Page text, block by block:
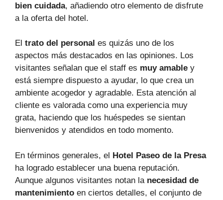
bien cuidada, añadiendo otro elemento de disfrute
a la oferta del hotel.
El trato del personal es quizás uno de los
aspectos más destacados en las opiniones. Los
visitantes señalan que el staff es muy amable y
está siempre dispuesto a ayudar, lo que crea un
ambiente acogedor y agradable. Esta atención al
cliente es valorada como una experiencia muy
grata, haciendo que los huéspedes se sientan
bienvenidos y atendidos en todo momento.
En términos generales, el Hotel Paseo de la Presa
ha logrado establecer una buena reputación.
Aunque algunos visitantes notan la necesidad de
mantenimiento en ciertos detalles, el conjunto de